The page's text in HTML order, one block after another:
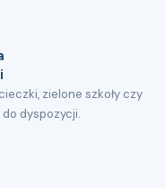
zielone szkoły czy
dyspozycji.